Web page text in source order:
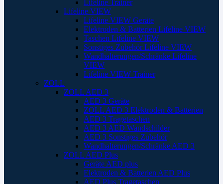
Lifeline Trainer
Lifeline VIEW
Lifeline VIEW Geräte
Elektroden & Batterien Lifeline VIEW
Taschen Lifeline VIEW
Sonstiges Zubehör Lifeline VIEW
Wandhalterungen/Schränke Lifeline
VIEW
Lifeline VIEW Trainer
ZOLL
ZOLL AED 3
AED 3 Geräte
ZOLL AED 3 Elektroden & Batterien
AED 3 Tragetaschen
AED 3 AED Wandschilder
AED 3 Sonstiges Zubehör
Wandhalterungen/Schränke AED 3
ZOLL AED Plus
Geräte AED plus
Elektroden & Batterien AED Plus
AED Plus Tragetaschen